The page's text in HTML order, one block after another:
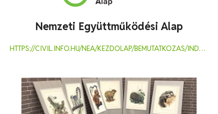
Nemzeti Együttműködési Alap
HTTPS://CIVIL.INFO.HU/NEA/KEZDOLAP/BEMUTATKOZAS/INDEX.HTML